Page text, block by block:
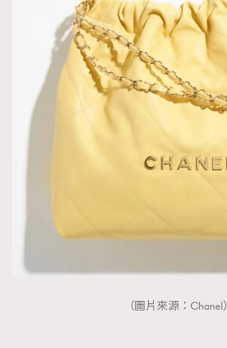
（圖片來源：Chanel）